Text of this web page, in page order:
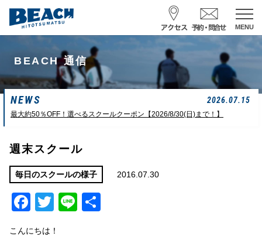
MENU
スクール予約・お問合せ
レンタル予約
サーフ ナミイーヨ
0475-32-7314
一松海岸波情報
サイズ
ムネカタ前後
状態
ややザワ
BEACH 通信
NEWS 2026.07.15
最大約50％OFF！選べるスクールクーポン【2026/8/30(日)まで！】
週末スクール
毎日のスクールの様子 2016.07.30
Facebook
Twitter
Line
こんにちは！